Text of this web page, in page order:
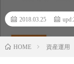
2018.03.25
HOME 資産運用